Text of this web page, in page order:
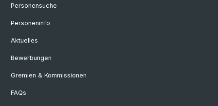
Personensuche
Personeninfo
Aktuelles
Bewerbungen
Gremien & Kommissionen
FAQs